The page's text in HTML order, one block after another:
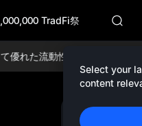
TradFi祭
HEI
Select your
content
た流動性をお楽しみください
新規登録 ＆